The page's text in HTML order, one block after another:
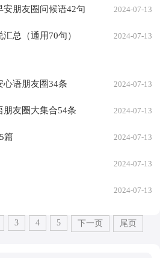
安朋友圈问候语42句 2024-07-13
总（通用70句） 2024-07-13
心语朋友圈34条 2024-07-13
朋友圈大集合54条 2024-07-13
篇 2024-07-13
2024-07-13
2024-07-13
3 4 5 下一页 尾页